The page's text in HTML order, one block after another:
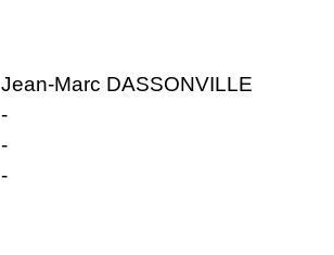
Jean-Marc DASSONVILLE
-
-
-